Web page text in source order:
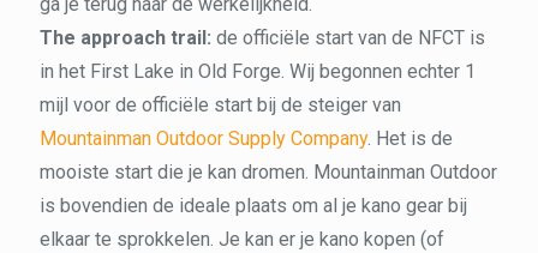
The approach trail: de officiële start van de NFCT is
in het First Lake in Old Forge. Wij begonnen echter 1
mijl voor de officiële start bij de steiger van
Mountainman Outdoor Supply Company. Het is de
mooiste start die je kan dromen. Mountainman Outdoor
is bovendien de ideale plaats om al je kano gear bij
elkaar te sprokkelen. Je kan er je kano kopen (of